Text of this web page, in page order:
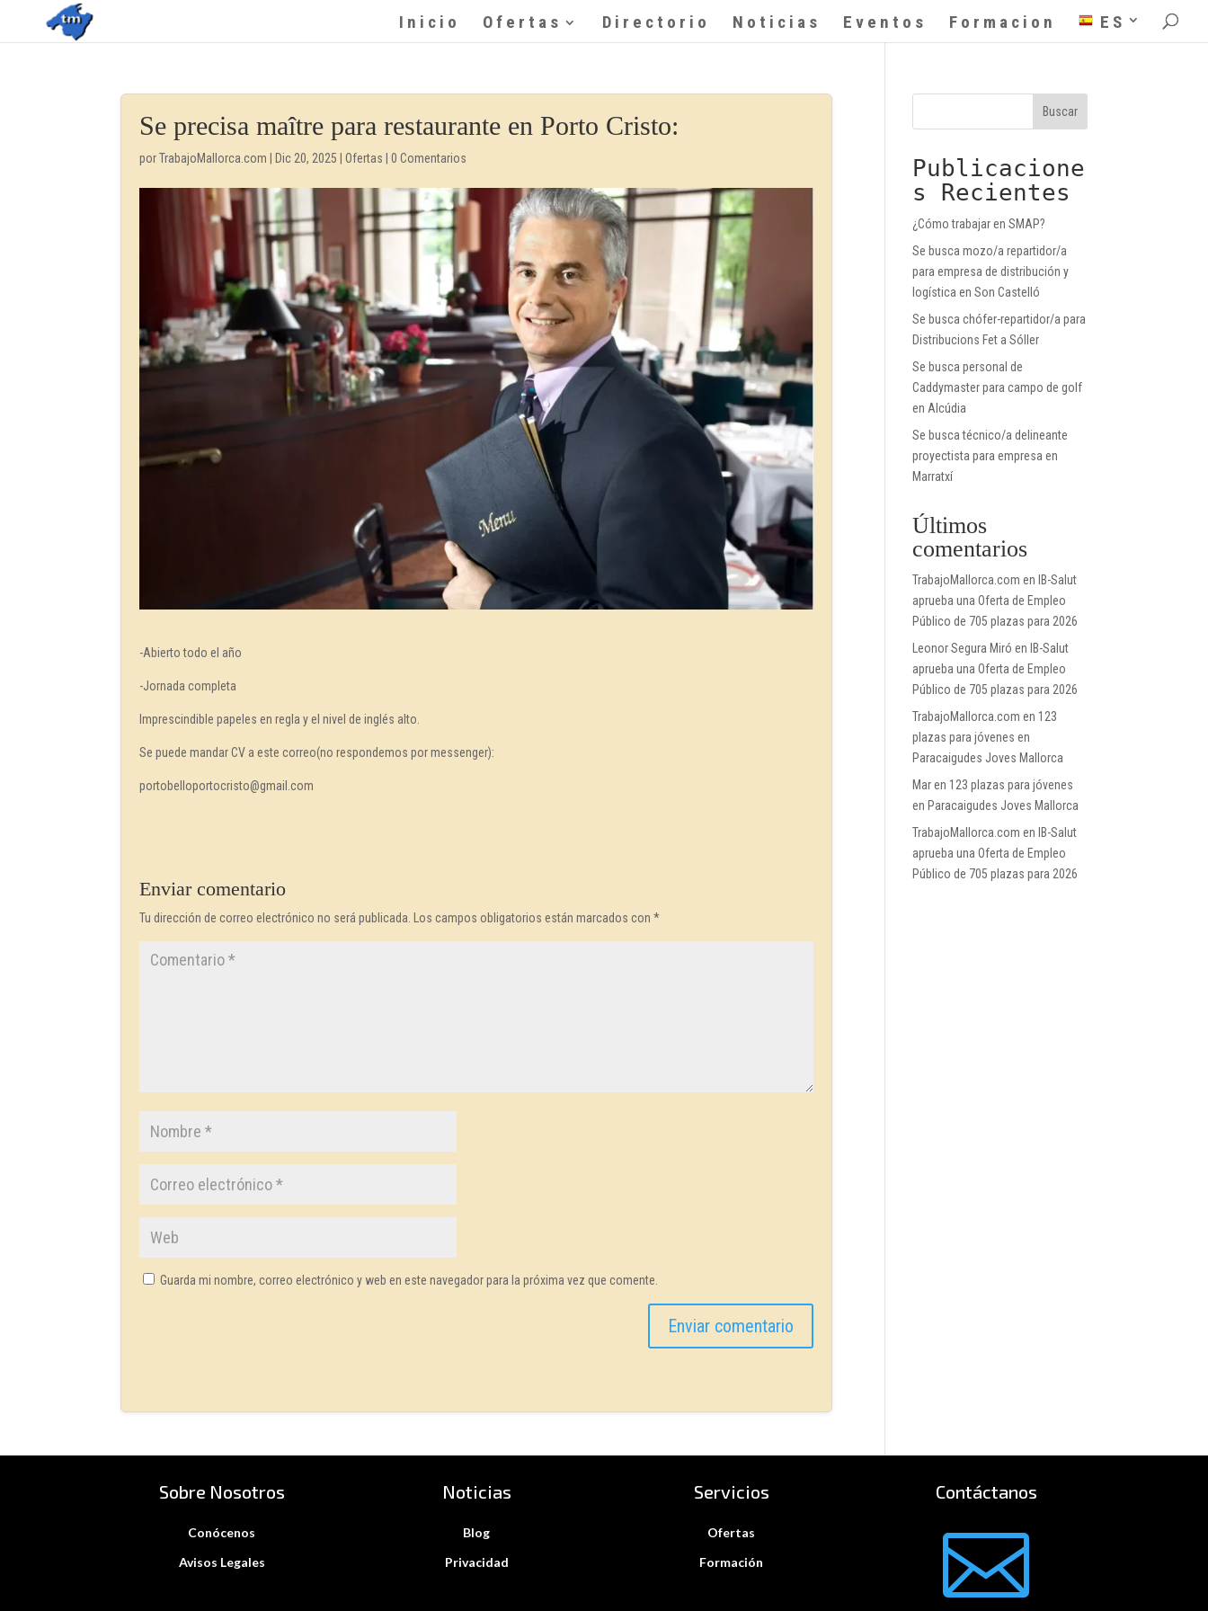
Inicio Ofertas Directorio Noticias Eventos Formacion ES
Se precisa maître para restaurante en Porto Cristo:
porTrabajoMallorca.com Dic 20, 2025 |Ofertas |0 Comentarios
-Abierto todo el año
-Jornada completa
Imprescindible papeles en regla y el nivel de inglés alto.
Se puede mandar CV a este correo(no respondemos por messenger):
portobelloportocristo@gmail.com
Enviar comentario
Tu dirección de correo electrónico no será publicada. Los campos obligatorios están marcados con*
Guarda mi nombre, correo electrónico y web en este navegador para la próxima vez que comente.
Buscar
Publicacione
s Recientes
¿Cómo trabajar en SMAP?
Se busca mozo/a repartidor/a
para empresa de distribución y
logística en Son Castelló
Se busca chófer-repartidor/a para
Distribucions Fet a Sóller
Se busca personal de
Caddymaster para campo de golf
en Alcúdia
Se busca técnico/a delineante
proyectista para empresa en
Marratxí
Últimos
comentarios
TrabajoMallorca.com en IB-Salut
aprueba una Oferta de Empleo
Público de 705 plazas para 2026
Leonor Segura Miró en IB-Salut
aprueba una Oferta de Empleo
Público de 705 plazas para 2026
TrabajoMallorca.com en 123
plazas para jóvenes en
Paracaigudes Joves Mallorca
Maren 123 plazas para jóvenes
en Paracaigudes Joves Mallorca
TrabajoMallorca.com en IB-Salut
aprueba una Oferta de Empleo
Público de 705 plazas para 2026
Sobre Nosotros
Conócenos
Avisos Legales
Noticias
Blog
Privacidad
Servicios
Ofertas
Formación
Contáctanos
